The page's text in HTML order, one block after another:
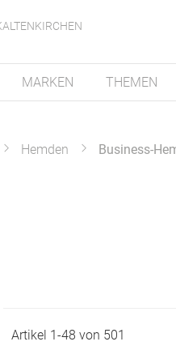
MARKEN THEMEN
Hemden Business-
Artikel 1-48 von 501